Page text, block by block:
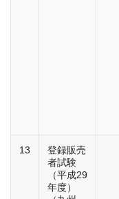
13
登録販売
者試験
（平成29
年度）